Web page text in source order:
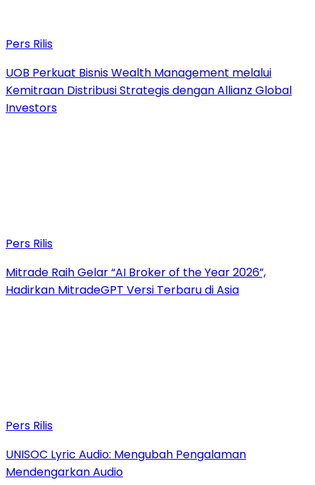
Pers Rilis
UOB Perkuat Bisnis Wealth Management melalui
Kemitraan Distribusi Strategis dengan Allianz Global
Investors
Pers Rilis
Mitrade Raih Gelar “AI Broker of the Year 2026”,
Hadirkan MitradeGPT Versi Terbaru di Asia
Pers Rilis
UNISOC Lyric Audio: Mengubah Pengalaman
Mendengarkan Audio